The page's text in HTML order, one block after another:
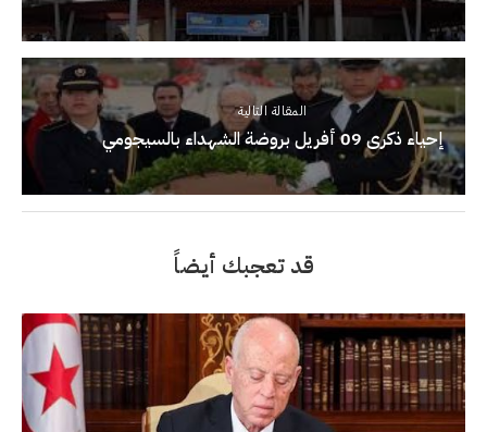
المقالة التالية
إحياء ذكرى 09 أفريل بروضة الشهداء بالسيجومي
قد تعجبك أيضاً